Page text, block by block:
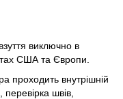
виключно в
США та Європи.
проходить внутрішній
швів,